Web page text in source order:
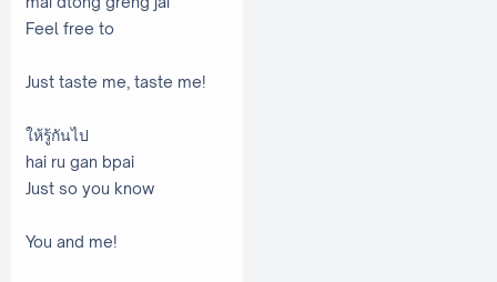
Feel free to
Just taste me, taste me!
ให้รู้กันไป
hai ru gan bpai
Just so you know
You and me!